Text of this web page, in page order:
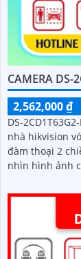
CAMERA DS-
2,562,000 ₫
DS-
nhà hikvision
đàm thoại 2
nhìn hình ảnh